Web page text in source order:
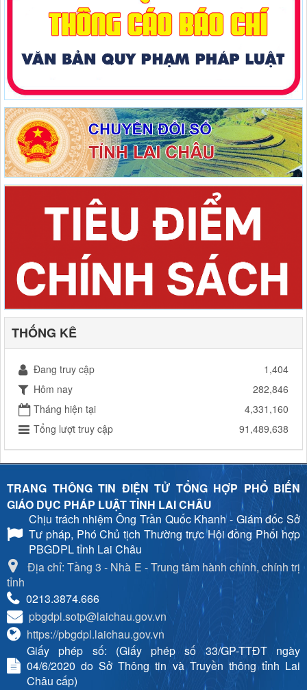
THỐNG KÊ
Đang truy cập
1,404
Hôm nay
282,846
Tháng hiện tại
4,331,160
Tổng lượt truy cập
91,489,638
TRANG THÔNG TIN ĐIỆN TỬ TỔNG HỢP PHỔ BIẾN
GIÁO DỤC PHÁP LUẬT TỈNH LAI CHÂU
Chịu trách nhiệmÔng Trần Quốc Khanh - Giám đốc Sở
Tư pháp, Phó Chủ tịch Thường trực Hội đồng Phối hợp
PBGDPL tỉnh Lai Châu
Địa chỉ: Tầng 3 - Nhà E - Trung tâm hành chính, chính trị
tỉnh
0213.3874.666
pbgdpl.sotp@laichau.gov.vn
https://pbgdpl.laichau.gov.vn
Giấy phép số: (Giấy phép số 33/GP-TTĐT ngày
04/6/2020 do Sở Thông tin và Truyền thông tỉnh Lai
Châu cấp)